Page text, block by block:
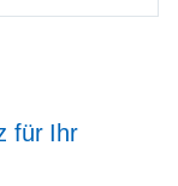
für Ihr